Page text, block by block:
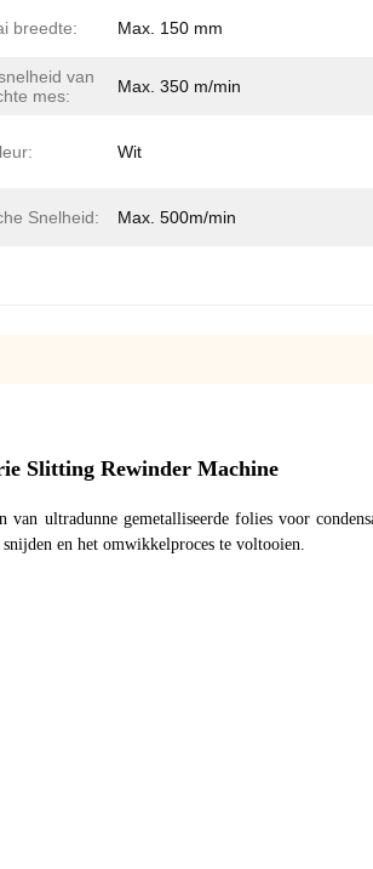
breedte: Max. 150 mm
van
mes:
Max. 350 m/min
Wit
Snelheid: Max. 500m/min
Slitting Rewinder Machine
ultradunne gemetalliseerde folies voor
en het omwikkelproces te voltooien.